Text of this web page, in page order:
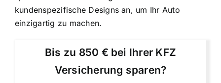
kundenspezifische Designs an, um Ihr Auto
einzigartig zu machen.
Bis zu 850 € bei Ihrer KFZ
Versicherung sparen?